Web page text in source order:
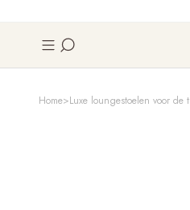
Home Luxe loungestoelen voor de